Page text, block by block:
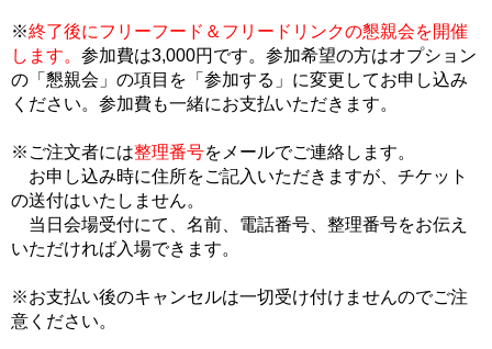
※終了後にフリーフード＆フリードリンクの懇親会を開催
します。 参加費は3,000円です。参加希望の方はオプション
の「懇親会」の項目を「参加する」に変更してお申し込み
ください。参加費も一緒にお支払いただきます。
※ご注文者には整理番号をメールでご連絡します。
お申し込み時に住所をご記入いただきますが、チケット
の送付はいたしません。
当日会場受付にて、名前、電話番号、整理番号をお伝え
いただければ入場できます。
※お支払い後のキャンセルは一切受け付けませんのでご注
意ください。